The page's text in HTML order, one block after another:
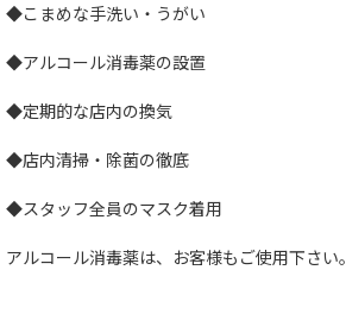
◆こまめな手洗い・うがい
◆アルコール消毒薬の設置
◆定期的な店内の換気
◆店内清掃・除菌の徹底
◆スタッフ全員のマスク着用
アルコール消毒薬は、お客様もご使用下さい。